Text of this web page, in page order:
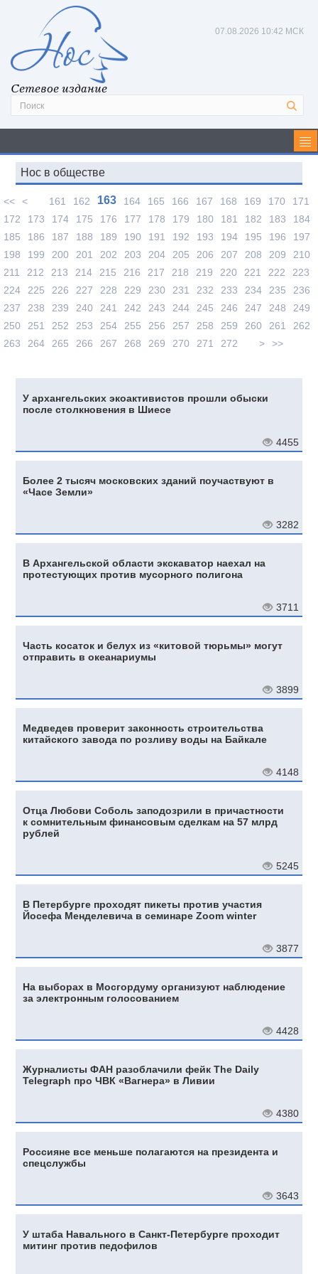
Сетевое издание
07.08.2026 10:42 МСК
Нос в обществе
<< < 161 162 163 164 165 166 167 168 169 170
171
172
173 174 175 176 177 178 179 180 181 182 183
184
185
186 187 188 189 190 191 192 193 194 195 196
197
198
199 200 201 202 203 204 205 206 207 208 209
210
211
212 213 214 215 216 217 218 219 220 221 222
223
224
225 226 227 228 229 230 231 232 233 234 235
236
237
238 239 240 241 242 243 244 245 246 247 248
249
250
251 252 253 254 255 256 257 258 259 260 261
262
263
264 265 266 267 268 269 270 271 272 > >>
У архангельских экоактивистов прошли обыски
после столкновения в Шиесе
4455
Более 2 тысяч московских зданий поучаствуют в
«Часе Земли»
3282
В Архангельской области экскаватор наехал на
протестующих против мусорного полигона
3711
Часть косаток и белух из «китовой тюрьмы» могут
отправить в океанариумы
3899
Медведев проверит законность строительства
китайского завода по розливу воды на Байкале
4148
Отца Любови Соболь заподозрили в причастности
к сомнительным финансовым сделкам на 57 млрд
рублей
5245
В Петербурге проходят пикеты против участия
Йосефа Менделевича в семинаре Zoom winter
3877
На выборах в Мосгордуму организуют наблюдение
за электронным голосованием
4428
Журналисты ФАН разоблачили фейк The Daily
Telegraph про ЧВК «Вагнера» в Ливии
4380
Россияне все меньше полагаются на президента и
спецслужбы
3643
У штаба Навального в Санкт-Петербурге проходит
митинг против педофилов